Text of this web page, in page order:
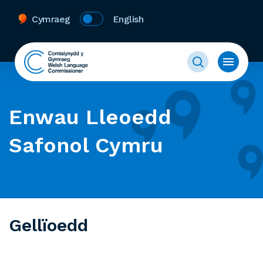
Cymraeg English
Enwau Lleoedd
Safonol Cymru
Gellïoedd